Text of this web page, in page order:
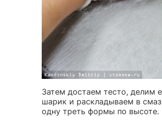
Затем достаем тесто, делим
шарик и раскладываем в
одну треть формы по высоте.